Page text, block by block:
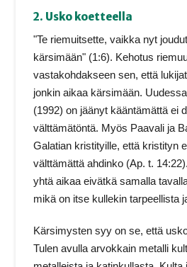
2. Usko koetteella
"Te riemuitsette, vaikka nyt
kärsimään" (1:6). Kehotus
vastakohdakseen sen, että
jonkin aikaa kärsimään.
(1992) on jäänyt kääntämättä ei
välttämätöntä. Myös Paavali ja
Galatian kristityille, että kristityn
välttämättä ahdinko (Ap. t.
yhtä aikaa eivätkä samalla
mikä on itse kullekin tarpeellista
Kärsimysten syy on se, että
Tulen avulla arvokkain metalli